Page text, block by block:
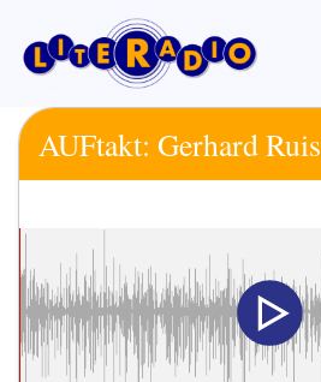
Inhalt
springen
AUFtakt: Gerhard